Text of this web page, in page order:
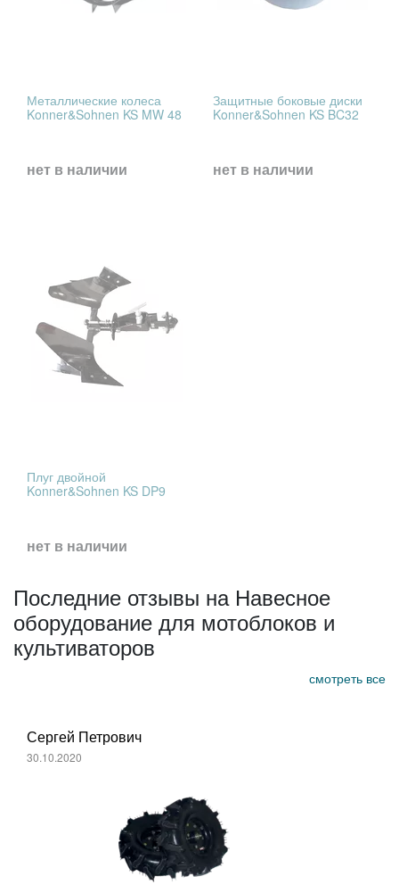
Металлические колеса
Konner&Sohnen KS MW 48
нет в наличии
Защитные боковые диски
Konner&Sohnen KS BC32
нет в наличии
Плуг двойной
Konner&Sohnen KS DP9
нет в наличии
Последние отзывы на Навесное
оборудование для мотоблоков и
культиваторов
смотреть все
Сергей Петрович
30.10.2020